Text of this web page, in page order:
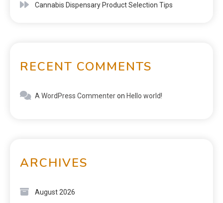
Cannabis Dispensary Product Selection Tips
RECENT COMMENTS
A WordPress Commenteron Hello world!
ARCHIVES
August 2026